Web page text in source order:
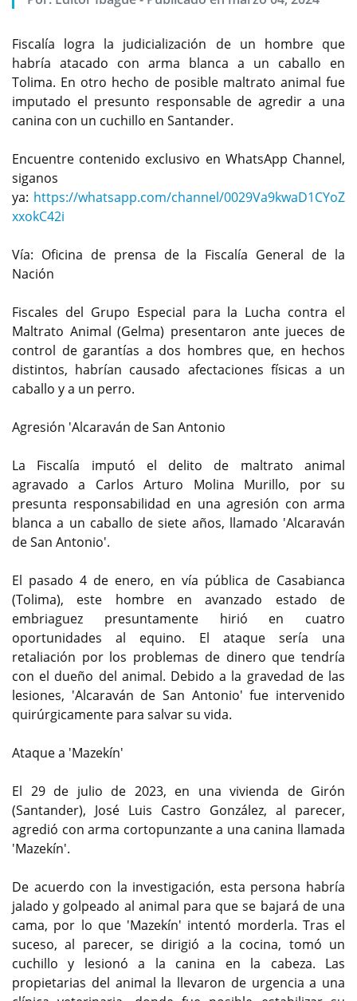
Fiscalía logra la judicialización de un hombre que
habría atacado con arma blanca a un caballo en
Tolima. En otro hecho de posible maltrato animal fue
imputado el presunto responsable de agredir a una
canina con un cuchillo en Santander.
Encuentre contenido exclusivo en WhatsApp Channel,
siganos
ya: https://whatsapp.com/channel/0029Va9kwaD1CYoZ
xxokC42i
Vía: Oficina de prensa de la Fiscalía General de la
Nación
Fiscales del Grupo Especial para la Lucha contra el
Maltrato Animal (Gelma) presentaron ante jueces de
control de garantías a dos hombres que, en hechos
distintos, habrían causado afectaciones físicas a un
caballo y a un perro.
Agresión 'Alcaraván de San Antonio
La Fiscalía imputó el delito de maltrato animal
agravado a Carlos Arturo Molina Murillo, por su
presunta responsabilidad en una agresión con arma
blanca a un caballo de siete años, llamado 'Alcaraván
de San Antonio'.
El pasado 4 de enero, en vía pública de Casabianca
(Tolima), este hombre en avanzado estado de
embriaguez presuntamente hirió en cuatro
oportunidades al equino. El ataque sería una
retaliación por los problemas de dinero que tendría
con el dueño del animal. Debido a la gravedad de las
lesiones, 'Alcaraván de San Antonio' fue intervenido
quirúrgicamente para salvar su vida.
Ataque a 'Mazekín'
El 29 de julio de 2023, en una vivienda de Girón
(Santander), José Luis Castro González, al parecer,
agredió con arma cortopunzante a una canina llamada
'Mazekín'.
De acuerdo con la investigación, esta persona habría
jalado y golpeado al animal para que se bajará de una
cama, por lo que 'Mazekín' intentó morderla. Tras el
suceso, al parecer, se dirigió a la cocina, tomó un
cuchillo y lesionó a la canina en la cabeza. Las
propietarias del animal la llevaron de urgencia a una